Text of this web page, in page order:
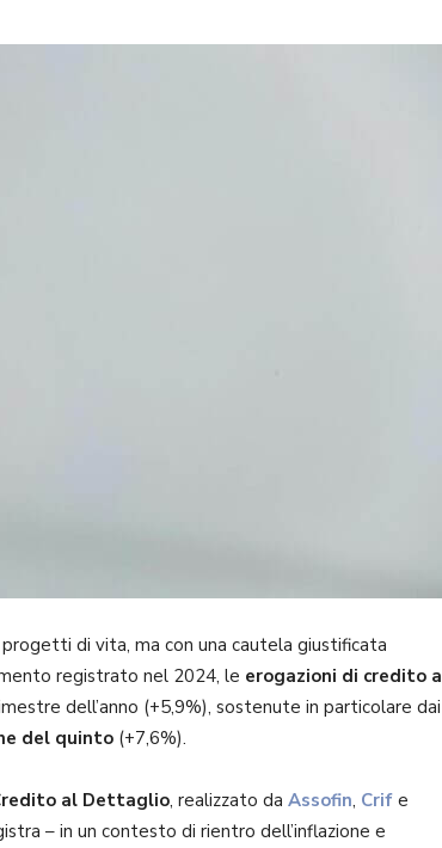
di vita, ma con una cautela giustificata
registrato nel 2024, le erogazioni di credito
dell’anno (+5,9%), sostenute in particolare dai
del quinto (+7,6%).
al Dettaglio, realizzato da Assofin, Crif e
– in un contesto di rientro dell’inflazione e